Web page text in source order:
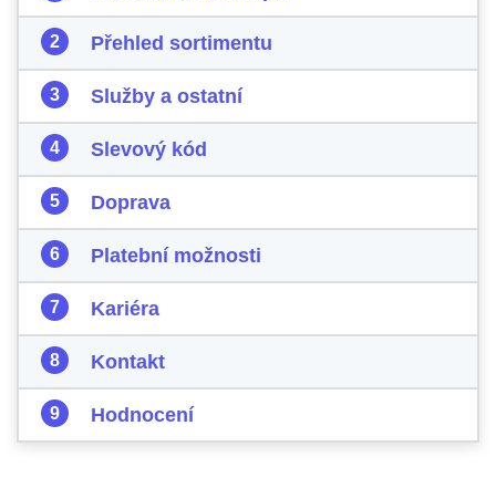
Přehled sortimentu
Služby a ostatní
Slevový kód
Doprava
Platební možnosti
Kariéra
Kontakt
Hodnocení